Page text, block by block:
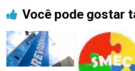
Você pode gostar